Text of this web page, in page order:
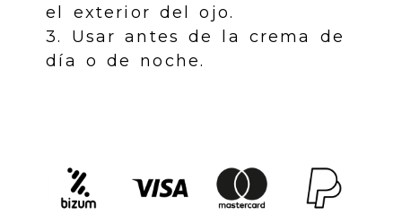
el exterior del ojo.
3. Usar antes de la crema de
día o de noche.